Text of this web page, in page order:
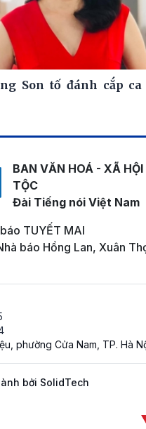
Son tố đánh cắp ca
BAN VĂN HOÁ - XÃ HỘI
TỘC
Đài Tiếng nói Việt Nam
TUYẾT MAI
báo Hồng Lan, Xuân
phường Cửa Nam, TP. Hà
bởi SolidTech